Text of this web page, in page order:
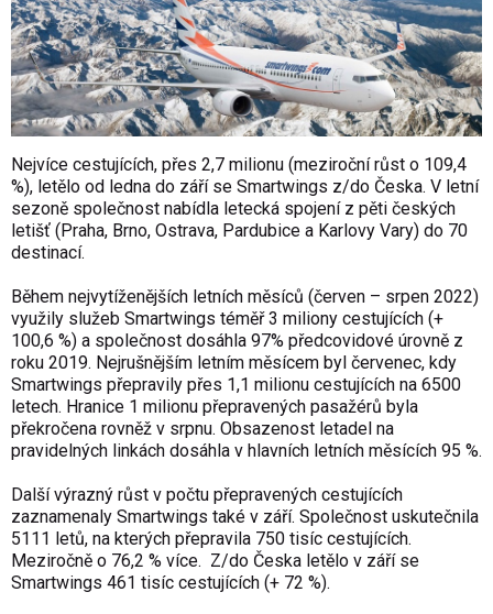
Nejvíce cestujících, přes 2,7 milionu (meziroční růst o 109,4
%), letělo od ledna do září se Smartwings z/do Česka. V letní
sezoně společnost nabídla letecká spojení z pěti českých
letišť (Praha, Brno, Ostrava, Pardubice a Karlovy Vary) do 70
destinací.
Během nejvytíženějších letních měsíců (červen – srpen 2022)
využily služeb Smartwings téměř 3 miliony cestujících (+
100,6 %) a společnost dosáhla 97% předcovidové úrovně z
roku 2019. Nejrušnějším letním měsícem byl červenec, kdy
Smartwings přepravily přes 1,1 milionu cestujících na 6500
letech. Hranice 1 milionu přepravených pasažérů byla
překročena rovněž v srpnu. Obsazenost letadel na
pravidelných linkách dosáhla v hlavních letních měsících 95 %.
Další výrazný růst v počtu přepravených cestujících
zaznamenaly Smartwings také v září. Společnost uskutečnila
5111 letů, na kterých přepravila 750 tisíc cestujících.
Meziročně o 76,2 % více. Z/do Česka letělo v září se
Smartwings 461 tisíc cestujících (+ 72 %).